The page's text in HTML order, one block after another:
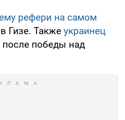
рефери на самом
в Гизе. Также украинец
после победы над